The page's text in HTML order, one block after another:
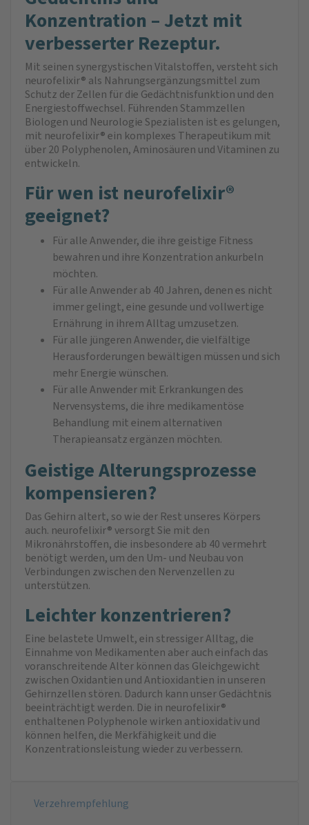
Konzentration – Jetzt mit
verbesserter Rezeptur.
Mit seinen synergystischen Vitalstoffen, versteht sich
neurofelixir® als Nahrungsergänzungsmittel zum
Schutz der Zellen für die Gedächtnisfunktion und den
Energiestoffwechsel. Führenden Stammzellen
Biologen und Neurologie Spezialisten ist es gelungen,
mit neurofelixir® ein komplexes Therapeutikum mit
über 20 Polyphenolen, Aminosäuren und Vitaminen zu
entwickeln.
Für wen ist neurofelixir®
geeignet?
Für alle Anwender, die ihre geistige Fitness
bewahren und ihre Konzentration ankurbeln
möchten.
Für alle Anwender ab 40 Jahren, denen es nicht
immer gelingt, eine gesunde und vollwertige
Ernährung in ihrem Alltag umzusetzen.
Für alle jüngeren Anwender, die vielfältige
Herausforderungen bewältigen müssen und sich
mehr Energie wünschen.
Für alle Anwender mit Erkrankungen des
Nervensystems, die ihre medikamentöse
Behandlung mit einem alternativen
Therapieansatz ergänzen möchten.
Geistige Alterungsprozesse
kompensieren?
Das Gehirn altert, so wie der Rest unseres Körpers
auch. neurofelixir® versorgt Sie mit den
Mikronährstoffen, die insbesondere ab 40 vermehrt
benötigt werden, um den Um- und Neubau von
Verbindungen zwischen den Nervenzellen zu
unterstützen.
Leichter konzentrieren?
Eine belastete Umwelt, ein stressiger Alltag, die
Einnahme von Medikamenten aber auch einfach das
voranschreitende Alter können das Gleichgewicht
zwischen Oxidantien und Antioxidantien in unseren
Gehirnzellen stören. Dadurch kann unser Gedächtnis
beeinträchtigt werden. Die in neurofelixir®
enthaltenen Polyphenole wirken antioxidativ und
können helfen, die Merkfähigkeit und die
Konzentrationsleistung wieder zu verbessern.
Verzehrempfehlung